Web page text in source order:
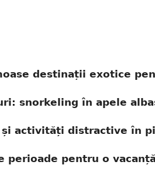
destinații exotice
snorkeling în apele
activități distractive în
perioade pentru o